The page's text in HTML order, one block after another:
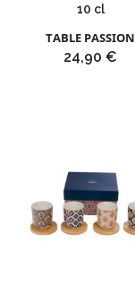
10 cl
TABLE PASSION
Prix
24,90 €